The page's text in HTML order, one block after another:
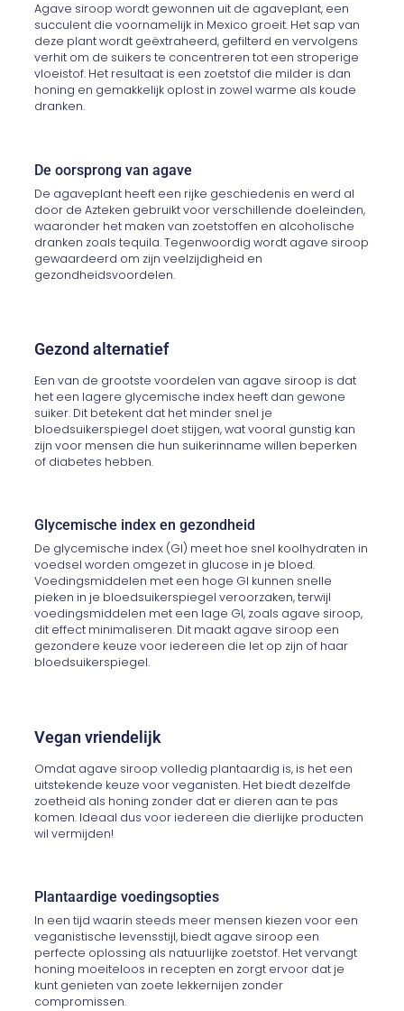
Agave siroop wordt gewonnen uit de agaveplant, een
succulent die voornamelijk in Mexico groeit. Het sap van
deze plant wordt geëxtraheerd, gefilterd en vervolgens
verhit om de suikers te concentreren tot een stroperige
vloeistof. Het resultaat is een zoetstof die milder is dan
honing en gemakkelijk oplost in zowel warme als koude
dranken.
De oorsprong van agave
De agaveplant heeft een rijke geschiedenis en werd al
door de Azteken gebruikt voor verschillende doeleinden,
waaronder het maken van zoetstoffen en alcoholische
dranken zoals tequila. Tegenwoordig wordt agave siroop
gewaardeerd om zijn veelzijdigheid en
gezondheidsvoordelen.
Gezond alternatief
Een van de grootste voordelen van agave siroop is dat
het een lagere glycemische index heeft dan gewone
suiker. Dit betekent dat het minder snel je
bloedsuikerspiegel doet stijgen, wat vooral gunstig kan
zijn voor mensen die hun suikerinname willen beperken
of diabetes hebben.
Glycemische index en gezondheid
De glycemische index (GI) meet hoe snel koolhydraten in
voedsel worden omgezet in glucose in je bloed.
Voedingsmiddelen met een hoge GI kunnen snelle
pieken in je bloedsuikerspiegel veroorzaken, terwijl
voedingsmiddelen met een lage GI, zoals agave siroop,
dit effect minimaliseren. Dit maakt agave siroop een
gezondere keuze voor iedereen die let op zijn of haar
bloedsuikerspiegel.
Vegan vriendelijk
Omdat agave siroop volledig plantaardig is, is het een
uitstekende keuze voor veganisten. Het biedt dezelfde
zoetheid als honing zonder dat er dieren aan te pas
komen. Ideaal dus voor iedereen die dierlijke producten
wil vermijden!
Plantaardige voedingsopties
In een tijd waarin steeds meer mensen kiezen voor een
veganistische levensstijl, biedt agave siroop een
perfecte oplossing als natuurlijke zoetstof. Het vervangt
honing moeiteloos in recepten en zorgt ervoor dat je
kunt genieten van zoete lekkernijen zonder
compromissen.